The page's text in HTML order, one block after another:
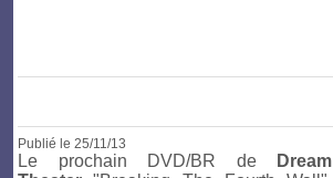
Publié le 25/11/13
Le prochain DVD/BR de
Dream